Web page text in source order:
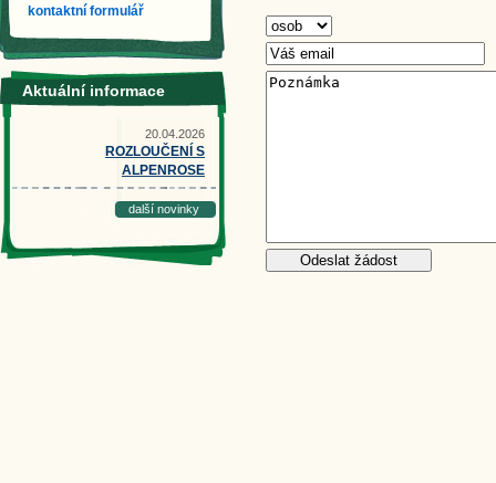
kontaktní formulář
Aktuální informace
20.04.2026
ROZLOUČENÍ S
ALPENROSE
další novinky